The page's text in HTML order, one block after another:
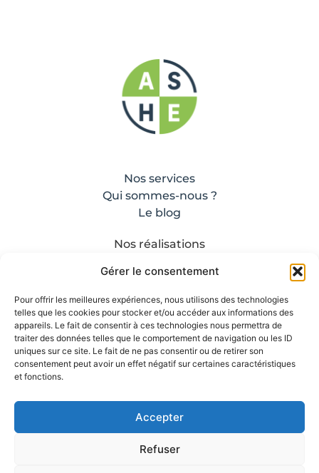
Gérer le consentement
Pour offrir les meilleures expériences, nous utilisons des technologies
telles que les cookies pour stocker et/ou accéder aux informations des
appareils. Le fait de consentir à ces technologies nous permettra de
traiter des données telles que le comportement de navigation ou les ID
uniques sur ce site. Le fait de ne pas consentir ou de retirer son
consentement peut avoir un effet négatif sur certaines caractéristiques
et fonctions.
Accepter
Refuser
Nos services
Qui sommes-nous ?
Le blog
Nos réalisations
Mentions légales
Nos CGV